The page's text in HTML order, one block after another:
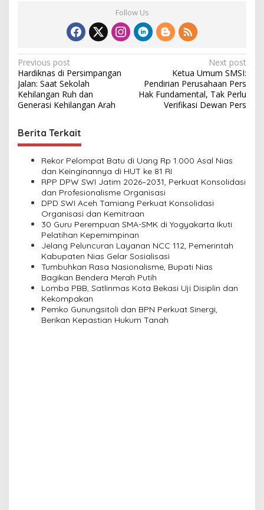
Follow Us
P
o
s
t
n
a
Previous post
Hardiknas di Persimpangan
Jalan: Saat Sekolah
Kehilangan Ruh dan
Generasi Kehilangan Arah
Next post
Ketua Umum SMSI:
Pendirian Perusahaan Pers
Hak Fundamental, Tak Perlu
Verifikasi Dewan Pers
Berita Terkait
Rekor Pelompat Batu di Uang Rp 1.000 Asal Nias
dan Keinginannya di HUT ke 81 RI
RPP DPW SWI Jatim 2026–2031, Perkuat Konsolidasi
dan Profesionalisme Organisasi
DPD SWI Aceh Tamiang Perkuat Konsolidasi
Organisasi dan Kemitraan
30 Guru Perempuan SMA-SMK di Yogyakarta Ikuti
Pelatihan Kepemimpinan
Jelang Peluncuran Layanan NCC 112, Pemerintah
Kabupaten Nias Gelar Sosialisasi
Tumbuhkan Rasa Nasionalisme, Bupati Nias
Bagikan Bendera Merah Putih
Lomba PBB, Satlinmas Kota Bekasi Uji Disiplin dan
Kekompakan
Pemko Gunungsitoli dan BPN Perkuat Sinergi,
Berikan Kepastian Hukum Tanah